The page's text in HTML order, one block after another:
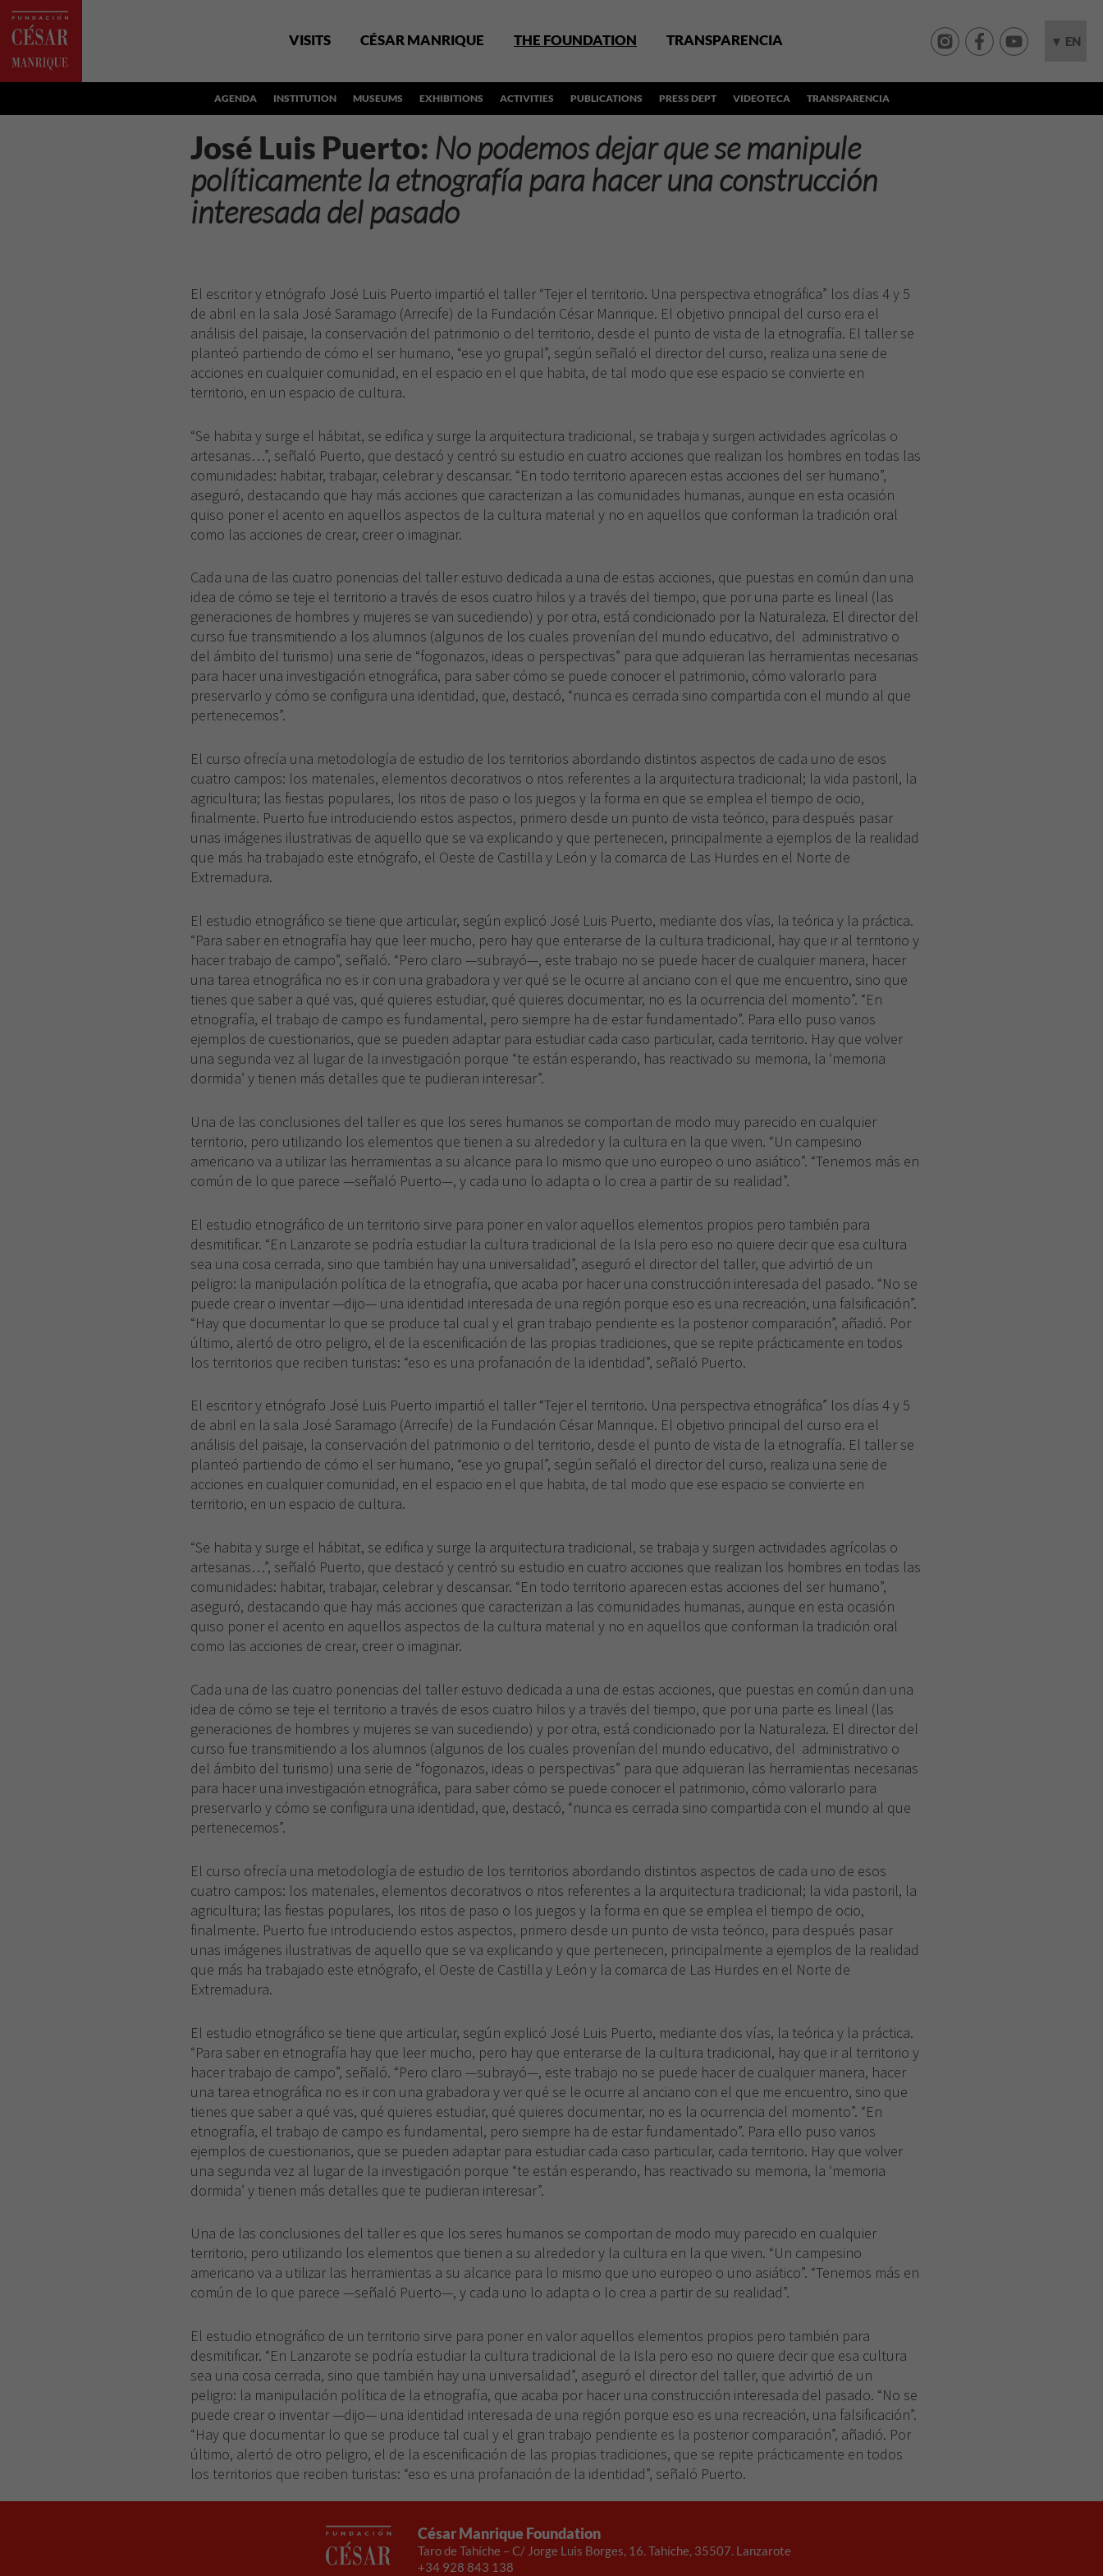
VISITS CÉSAR MANRIQUE THE FOUNDATION TRANSPARENCIA ▼ EN
AGENDA INSTITUTION MUSEUMS EXHIBITIONS ACTIVITIES PUBLICATIONS PRESS DEPT VIDEOTECA TRANSPARENCIA
José Luis Puerto: No podemos dejar que se manipule
políticamente la etnografía para hacer una construcción
interesada del pasado
El escritor y etnógrafo José Luis Puerto impartió el taller “Tejer el territorio. Una perspectiva etnográfica” los días 4 y 5
de abril en la sala José Saramago (Arrecife) de la Fundación César Manrique. El objetivo principal del curso era el
análisis del paisaje, la conservación del patrimonio o del territorio, desde el punto de vista de la etnografía. El taller se
planteó partiendo de cómo el ser humano, “ese yo grupal”, según señaló el director del curso, realiza una serie de
acciones en cualquier comunidad, en el espacio en el que habita, de tal modo que ese espacio se convierte en
territorio, en un espacio de cultura.
“Se habita y surge el hábitat, se edifica y surge la arquitectura tradicional, se trabaja y surgen actividades agrícolas o
artesanas…”, señaló Puerto, que destacó y centró su estudio en cuatro acciones que realizan los hombres en todas las
comunidades: habitar, trabajar, celebrar y descansar. “En todo territorio aparecen estas acciones del ser humano”,
aseguró, destacando que hay más acciones que caracterizan a las comunidades humanas, aunque en esta ocasión
quiso poner el acento en aquellos aspectos de la cultura material y no en aquellos que conforman la tradición oral
como las acciones de crear, creer o imaginar.
Cada una de las cuatro ponencias del taller estuvo dedicada a una de estas acciones, que puestas en común dan una
idea de cómo se teje el territorio a través de esos cuatro hilos y a través del tiempo, que por una parte es lineal (las
generaciones de hombres y mujeres se van sucediendo) y por otra, está condicionado por la Naturaleza. El director del
curso fue transmitiendo a los alumnos (algunos de los cuales provenían del mundo educativo, del administrativo o
del ámbito del turismo) una serie de “fogonazos, ideas o perspectivas” para que adquieran las herramientas necesarias
para hacer una investigación etnográfica, para saber cómo se puede conocer el patrimonio, cómo valorarlo para
preservarlo y cómo se configura una identidad, que, destacó, “nunca es cerrada sino compartida con el mundo al que
pertenecemos”.
El curso ofrecía una metodología de estudio de los territorios abordando distintos aspectos de cada uno de esos
cuatro campos: los materiales, elementos decorativos o ritos referentes a la arquitectura tradicional; la vida pastoril, la
agricultura; las fiestas populares, los ritos de paso o los juegos y la forma en que se emplea el tiempo de ocio,
finalmente. Puerto fue introduciendo estos aspectos, primero desde un punto de vista teórico, para después pasar
unas imágenes ilustrativas de aquello que se va explicando y que pertenecen, principalmente a ejemplos de la realidad
que más ha trabajado este etnógrafo, el Oeste de Castilla y León y la comarca de Las Hurdes en el Norte de
Extremadura.
El estudio etnográfico se tiene que articular, según explicó José Luis Puerto, mediante dos vías, la teórica y la práctica.
“Para saber en etnografía hay que leer mucho, pero hay que enterarse de la cultura tradicional, hay que ir al territorio y
hacer trabajo de campo”, señaló. “Pero claro —subrayó—, este trabajo no se puede hacer de cualquier manera, hacer
una tarea etnográfica no es ir con una grabadora y ver qué se le ocurre al anciano con el que me encuentro, sino que
tienes que saber a qué vas, qué quieres estudiar, qué quieres documentar, no es la ocurrencia del momento”. “En
etnografía, el trabajo de campo es fundamental, pero siempre ha de estar fundamentado”. Para ello puso varios
ejemplos de cuestionarios, que se pueden adaptar para estudiar cada caso particular, cada territorio. Hay que volver
una segunda vez al lugar de la investigación porque “te están esperando, has reactivado su memoria, la ‘memoria
dormida’ y tienen más detalles que te pudieran interesar”.
Una de las conclusiones del taller es que los seres humanos se comportan de modo muy parecido en cualquier
territorio, pero utilizando los elementos que tienen a su alrededor y la cultura en la que viven. “Un campesino
americano va a utilizar las herramientas a su alcance para lo mismo que uno europeo o uno asiático”. “Tenemos más en
común de lo que parece —señaló Puerto—, y cada uno lo adapta o lo crea a partir de su realidad”.
El estudio etnográfico de un territorio sirve para poner en valor aquellos elementos propios pero también para
desmitificar. “En Lanzarote se podría estudiar la cultura tradicional de la Isla pero eso no quiere decir que esa cultura
sea una cosa cerrada, sino que también hay una universalidad”, aseguró el director del taller, que advirtió de un
peligro: la manipulación política de la etnografía, que acaba por hacer una construcción interesada del pasado. “No se
puede crear o inventar —dijo— una identidad interesada de una región porque eso es una recreación, una falsificación”.
“Hay que documentar lo que se produce tal cual y el gran trabajo pendiente es la posterior comparación”, añadió. Por
último, alertó de otro peligro, el de la escenificación de las propias tradiciones, que se repite prácticamente en todos
los territorios que reciben turistas: “eso es una profanación de la identidad”, señaló Puerto.
El escritor y etnógrafo José Luis Puerto impartió el taller “Tejer el territorio. Una perspectiva etnográfica” los días 4 y 5
de abril en la sala José Saramago (Arrecife) de la Fundación César Manrique. El objetivo principal del curso era el
análisis del paisaje, la conservación del patrimonio o del territorio, desde el punto de vista de la etnografía. El taller se
planteó partiendo de cómo el ser humano, “ese yo grupal”, según señaló el director del curso, realiza una serie de
acciones en cualquier comunidad, en el espacio en el que habita, de tal modo que ese espacio se convierte en
territorio, en un espacio de cultura.
“Se habita y surge el hábitat, se edifica y surge la arquitectura tradicional, se trabaja y surgen actividades agrícolas o
artesanas…”, señaló Puerto, que destacó y centró su estudio en cuatro acciones que realizan los hombres en todas las
comunidades: habitar, trabajar, celebrar y descansar. “En todo territorio aparecen estas acciones del ser humano”,
aseguró, destacando que hay más acciones que caracterizan a las comunidades humanas, aunque en esta ocasión
quiso poner el acento en aquellos aspectos de la cultura material y no en aquellos que conforman la tradición oral
como las acciones de crear, creer o imaginar.
Cada una de las cuatro ponencias del taller estuvo dedicada a una de estas acciones, que puestas en común dan una
idea de cómo se teje el territorio a través de esos cuatro hilos y a través del tiempo, que por una parte es lineal (las
generaciones de hombres y mujeres se van sucediendo) y por otra, está condicionado por la Naturaleza. El director del
curso fue transmitiendo a los alumnos (algunos de los cuales provenían del mundo educativo, del administrativo o
del ámbito del turismo) una serie de “fogonazos, ideas o perspectivas” para que adquieran las herramientas necesarias
para hacer una investigación etnográfica, para saber cómo se puede conocer el patrimonio, cómo valorarlo para
preservarlo y cómo se configura una identidad, que, destacó, “nunca es cerrada sino compartida con el mundo al que
pertenecemos”.
El curso ofrecía una metodología de estudio de los territorios abordando distintos aspectos de cada uno de esos
cuatro campos: los materiales, elementos decorativos o ritos referentes a la arquitectura tradicional; la vida pastoril, la
agricultura; las fiestas populares, los ritos de paso o los juegos y la forma en que se emplea el tiempo de ocio,
finalmente. Puerto fue introduciendo estos aspectos, primero desde un punto de vista teórico, para después pasar
unas imágenes ilustrativas de aquello que se va explicando y que pertenecen, principalmente a ejemplos de la realidad
que más ha trabajado este etnógrafo, el Oeste de Castilla y León y la comarca de Las Hurdes en el Norte de
Extremadura.
El estudio etnográfico se tiene que articular, según explicó José Luis Puerto, mediante dos vías, la teórica y la práctica.
“Para saber en etnografía hay que leer mucho, pero hay que enterarse de la cultura tradicional, hay que ir al territorio y
hacer trabajo de campo”, señaló. “Pero claro —subrayó—, este trabajo no se puede hacer de cualquier manera, hacer
una tarea etnográfica no es ir con una grabadora y ver qué se le ocurre al anciano con el que me encuentro, sino que
tienes que saber a qué vas, qué quieres estudiar, qué quieres documentar, no es la ocurrencia del momento”. “En
etnografía, el trabajo de campo es fundamental, pero siempre ha de estar fundamentado”. Para ello puso varios
ejemplos de cuestionarios, que se pueden adaptar para estudiar cada caso particular, cada territorio. Hay que volver
una segunda vez al lugar de la investigación porque “te están esperando, has reactivado su memoria, la ‘memoria
dormida’ y tienen más detalles que te pudieran interesar”.
Una de las conclusiones del taller es que los seres humanos se comportan de modo muy parecido en cualquier
territorio, pero utilizando los elementos que tienen a su alrededor y la cultura en la que viven. “Un campesino
americano va a utilizar las herramientas a su alcance para lo mismo que uno europeo o uno asiático”. “Tenemos más en
común de lo que parece —señaló Puerto—, y cada uno lo adapta o lo crea a partir de su realidad”.
El estudio etnográfico de un territorio sirve para poner en valor aquellos elementos propios pero también para
desmitificar. “En Lanzarote se podría estudiar la cultura tradicional de la Isla pero eso no quiere decir que esa cultura
sea una cosa cerrada, sino que también hay una universalidad”, aseguró el director del taller, que advirtió de un
peligro: la manipulación política de la etnografía, que acaba por hacer una construcción interesada del pasado. “No se
puede crear o inventar —dijo— una identidad interesada de una región porque eso es una recreación, una falsificación”.
“Hay que documentar lo que se produce tal cual y el gran trabajo pendiente es la posterior comparación”, añadió. Por
último, alertó de otro peligro, el de la escenificación de las propias tradiciones, que se repite prácticamente en todos
los territorios que reciben turistas: “eso es una profanación de la identidad”, señaló Puerto.
César Manrique Foundation
Taro de Tahíche – C/ Jorge Luis Borges, 16. Tahíche, 35507. Lanzarote
+34 928 843 138
Estas
cookies no
son
opcionales.
necesarias
para que
Experiencia
Para que
nuestra web
funcione lo
mejor posible
durante tu
rechaza estas
funcionalidades
desaparecerán
de la web.